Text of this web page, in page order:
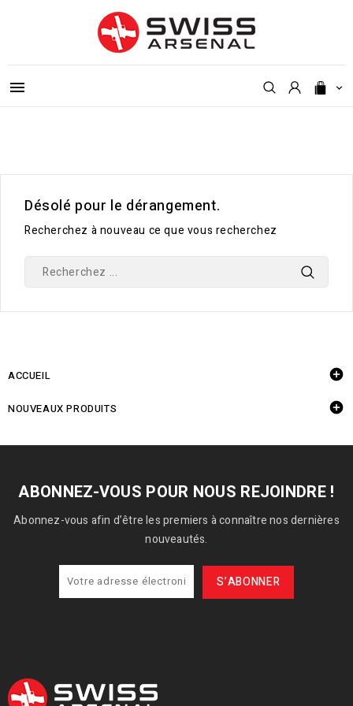
 
Désolé pour le dérangement.
Recherchez à nouveau ce que vous recherchez
ACCUEIL 
NOUVEAUX PRODUITS 
ABONNEZ-VOUS POUR NOUS REJOINDRE !
Abonnez-vous afin d’être les premiers à connaître nos dernières
nouveautés.